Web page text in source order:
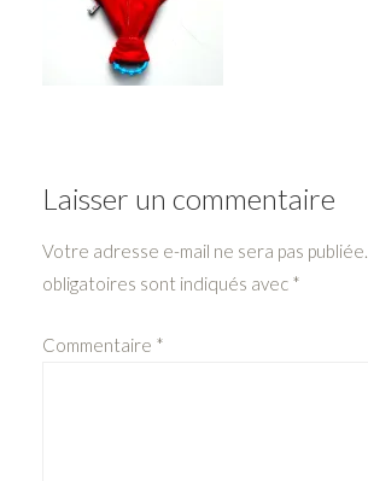
Laisser un commentaire
Votre adresse e-mail ne sera pas publiée.
obligatoires sont indiqués avec *
Commentaire *